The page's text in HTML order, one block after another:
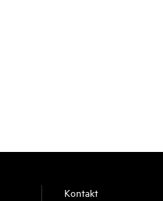
Kontakt